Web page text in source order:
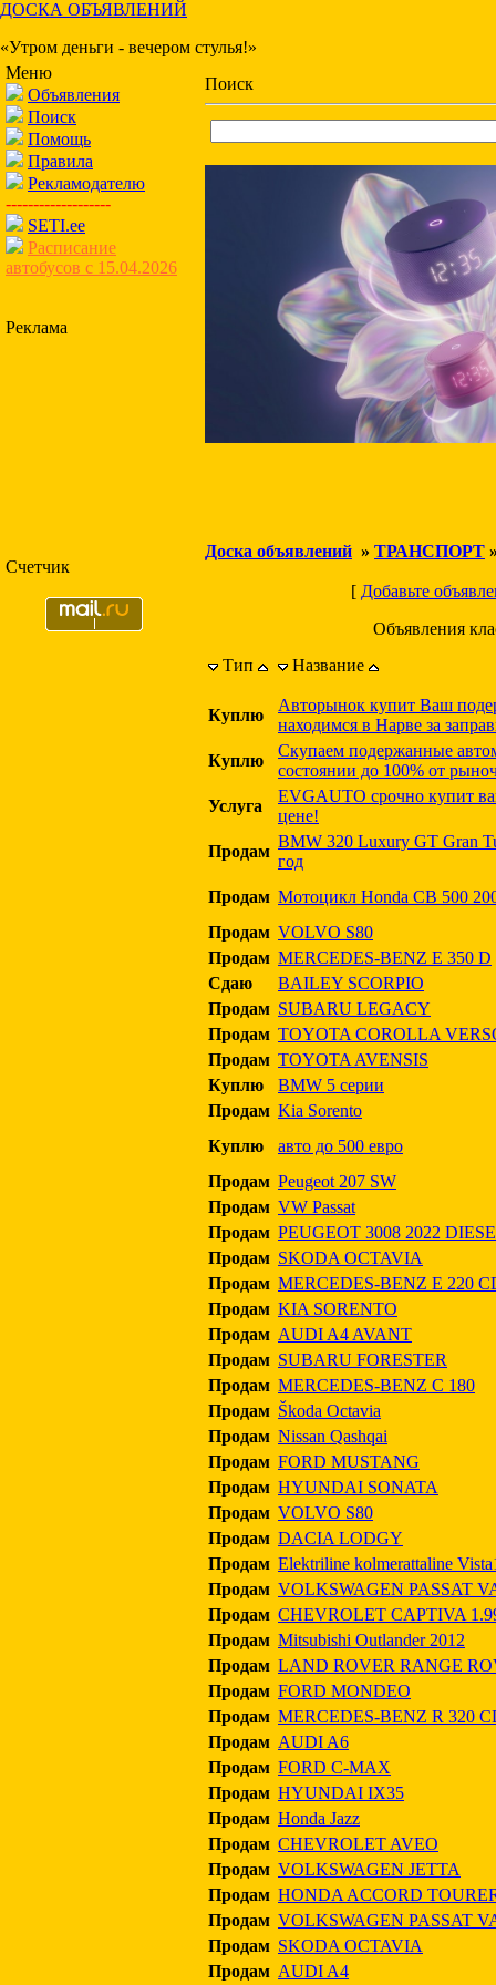
ДОСКА ОБЪЯВЛЕНИЙ
«Утром деньги - вечером стулья!»
Меню
Объявления
Поиск
Помощь
Правила
Рекламодателю
-------------------
SETI.ee
Расписание
автобусов с 15.04.2026
Реклама
Счетчик
Поиск
Доска объявлений » ТРАНСПОРТ
[ Добавьте
Объявления
Тип
Название
Куплю
Авторынок купит Ваш
находимся в Нарве за
Куплю
Скупаем подержанные
состоянии до 100% от
Услуга
EVGAUTO срочно купит
цене!
Продам
BMW 320 Luxury GT Gran
год
Продам Мотоцикл Honda CB 500
Продам VOLVO S80
Продам MERCEDES-BENZ E 350 D
Сдаю
BAILEY SCORPIO
Продам SUBARU LEGACY
Продам TOYOTA COROLLA
Продам TOYOTA AVENSIS
Куплю
BMW 5 серии
Продам Kia Sorento
Куплю
авто до 500 евро
Продам Peugeot 207 SW
Продам VW Passat
Продам PEUGEOT 3008 2022
Продам SKODA OCTAVIA
Продам MERCEDES-BENZ E 220
Продам KIA SORENTO
Продам AUDI A4 AVANT
Продам SUBARU FORESTER
Продам MERCEDES-BENZ C 180
Продам Škoda Octavia
Продам Nissan Qashqai
Продам FORD MUSTANG
Продам HYUNDAI SONATA
Продам VOLVO S80
Продам DACIA LODGY
Продам Elektriline kolmerattaline
Продам VOLKSWAGEN PASSAT
Продам CHEVROLET CAPTIVA
Продам Mitsubishi Outlander 2012
Продам LAND ROVER RANGE
Продам FORD MONDEO
Продам MERCEDES-BENZ R 320
Продам AUDI A6
Продам FORD C-MAX
Продам HYUNDAI IX35
Продам Honda Jazz
Продам CHEVROLET AVEO
Продам VOLKSWAGEN JETTA
Продам HONDA ACCORD
Продам VOLKSWAGEN PASSAT
Продам SKODA OCTAVIA
Продам AUDI A4